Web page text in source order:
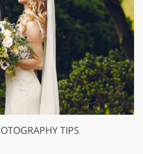
TIPS